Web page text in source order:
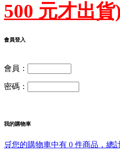
500 元才出貨
會員登入
會員：
密碼：
我的購物車
🛒您的購物車中有 0 件商品，總